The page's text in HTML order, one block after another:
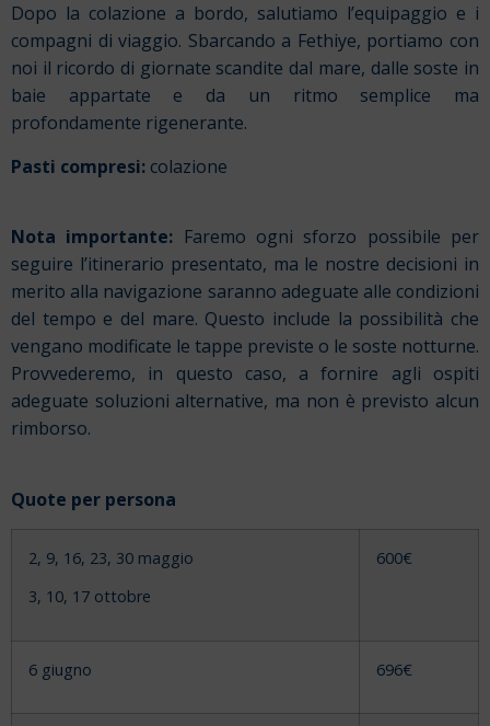
Dopo la colazione a bordo, salutiamo l’equipaggio e i
compagni di viaggio. Sbarcando a Fethiye, portiamo con
noi il ricordo di giornate scandite dal mare, dalle soste in
baie appartate e da un ritmo semplice ma
profondamente rigenerante.
Pasti compresi: colazione
Nota importante: Faremo ogni sforzo possibile per
seguire l’itinerario presentato, ma le nostre decisioni in
merito alla navigazione saranno adeguate alle condizioni
del tempo e del mare. Questo include la possibilità che
vengano modificate le tappe previste o le soste notturne.
Provvederemo, in questo caso, a fornire agli ospiti
adeguate soluzioni alternative, ma non è previsto alcun
rimborso.
Quote per persona
2, 9, 16, 23, 30 maggio
3, 10, 17 ottobre
600€
6 giugno 696€